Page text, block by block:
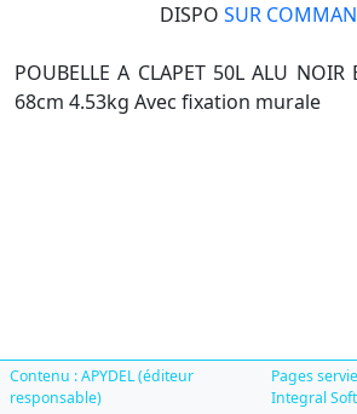
DISPO SUR
POUBELLE A CLAPET 50L ALU
68cm 4.53kg Avec fixation murale
Contenu : APYDEL (éditeur
responsable)
Pages
Integral